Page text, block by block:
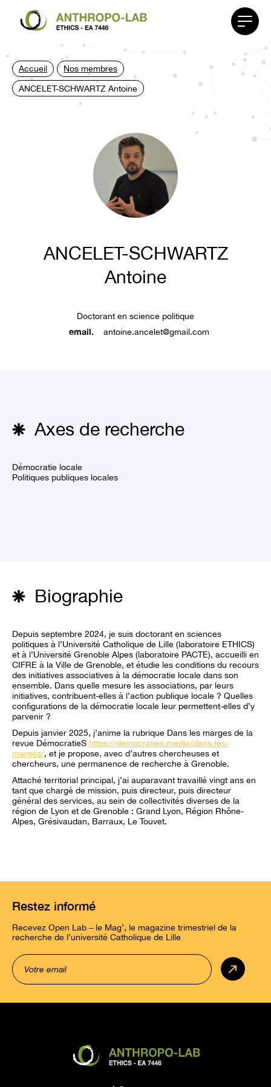
le
menu
Accueil Nos membres
ANCELET-SCHWARTZ Antoine
ANCELET-SCHWARTZ
Antoine
Doctorant en science politique
email. antoine.ancelet@gmail.com
Axes de recherche
Démocratie locale
Politiques publiques locales
Biographie
Depuis septembre 2024, je suis doctorant en sciences
politiques à l’Université Catholique de Lille (laboratoire ETHICS)
et à l’Université Grenoble Alpes (laboratoire PACTE), accueilli en
CIFRE à la Ville de Grenoble, et étudie les conditions du recours
des initiatives associatives à la démocratie locale dans son
ensemble. Dans quelle mesure les associations, par leurs
initiatives, contribuent-elles à l’action publique locale ? Quelles
configurations de la démocratie locale leur permettent-elles d’y
parvenir ?
Depuis janvier 2025, j’anime la rubrique Dans les marges de la
revue DémocratieS https://democraties.media/dans-les-
marges/, et je propose, avec d’autres chercheuses et
chercheurs, une permanence de recherche à Grenoble.
Attaché territorial principal, j’ai auparavant travaillé vingt ans en
tant que chargé de mission, puis directeur, puis directeur
général des services, au sein de collectivités diverses de la
région de Lyon et de Grenoble : Grand Lyon, Région Rhône-
Alpes, Grésivaudan, Barraux, Le Touvet.
Restez informé
Recevez Open Lab – le Mag’, le magazine trimestriel de la
recherche de l’université Catholique de Lille